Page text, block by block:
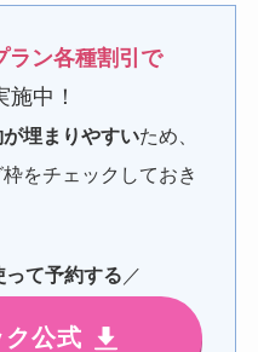
ラン各種割引で
中！
埋まりやすいため、
をチェックしておき
って予約する ／
ク公式